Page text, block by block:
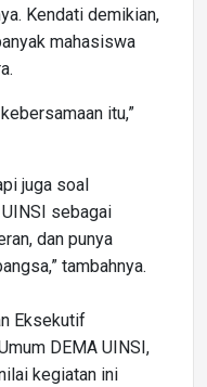
Kendati demikian,
mahasiswa
itu,”
juga soal
sebagai
dan punya
tambahnya.
Eksekutif
DEMA UINSI,
kegiatan ini